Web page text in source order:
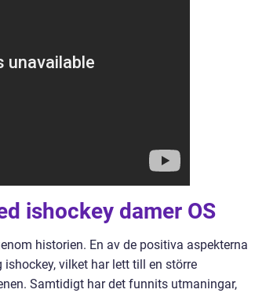
ishockey damer OS
historien. En av de positiva aspekterna
vilket har lett till en större
Samtidigt har det funnits utmaningar,